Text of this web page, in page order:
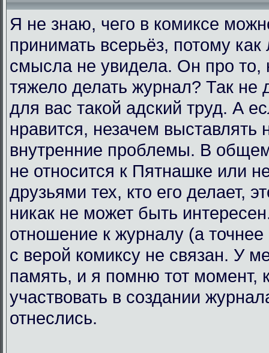
Я не знаю, чего в комиксе
принимать всерьёз, потому
смысла не увидела. Он про то,
тяжело делать журнал? Так не
для вас такой адский труд. А
нравится, незачем выставлять
внутренние проблемы. В
не относится к Пятнашке или
друзьями тех, кто его делает,
никак не может быть
отношение к журналу (а точнее
с верой комиксу не связан. У
память, и я помню тот момент,
участвовать в создании
отнеслись.